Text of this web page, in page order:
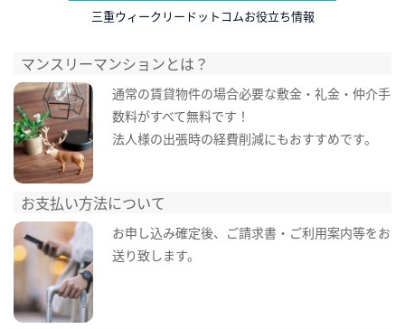
三重ウィークリードットコムお役立ち情報
マンスリーマンションとは？
通常の賃貸物件の場合必要な敷金・礼金・仲介手
数料がすべて無料です！
法人様の出張時の経費削減にもおすすめです。
お支払い方法について
お申し込み確定後、ご請求書・ご利用案内等をお
送り致します。